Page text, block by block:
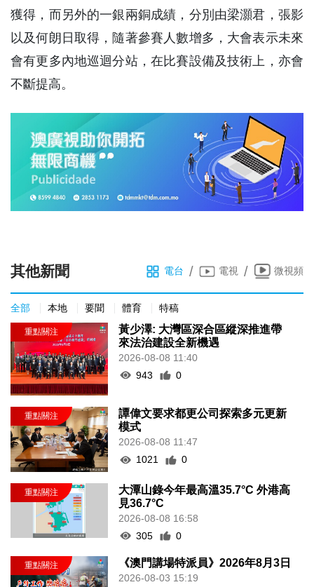
獲得，而另外的一銀兩銅成績，分別由梁灝君，張影
以及何朗日取得，隨著參賽人數增多，大會表示未來
會有更多內地巡迴分站，在比賽設備及技術上，亦會
不斷提高。
其他新聞 電台 / 電視 / 微視頻
全部 本地 要聞 體育 特稿
黃少澤: 大灣區深合區縱深推進帶
來法治建設全新機遇
2026-08-08 11:40
943
0
譚偉文要求都更公司探索多元更新
模式
2026-08-08 11:47
1021
0
大潭山錄今年最高溫35.7°C 外港高
見36.7°C
2026-08-08 16:58
305
0
《澳門講場特派員》2026年8月3日
2026-08-03 15:19